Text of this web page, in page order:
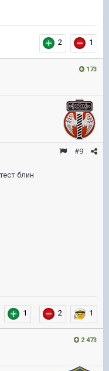
2 1
173
#9
блин
1 2 1
2 473